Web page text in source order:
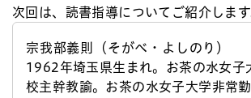
次回は、読書指導についてご紹介します
宗我部義則（そがべ・よしのり）
1962年埼玉県生まれ。お茶の水女子
校主幹教諭。お茶の水女子大学非常